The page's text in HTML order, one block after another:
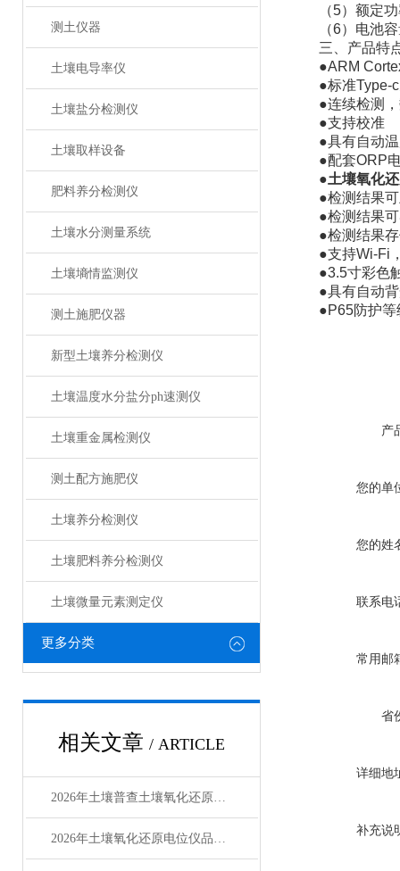
测土仪器
土壤电导率仪
土壤盐分检测仪
土壤取样设备
肥料养分检测仪
土壤水分测量系统
土壤墒情监测仪
测土施肥仪器
新型土壤养分检测仪
土壤温度水分盐分ph速测仪
土壤重金属检测仪
测土配方施肥仪
土壤养分检测仪
土壤肥料养分检测仪​
土壤微量元素测定仪
更多分类
相关文章 / ARTICLE
2026年土壤普查土壤氧化还原电位仪器设备推荐哪些品牌厂家的？
2026年土壤氧化还原电位仪品牌排行榜及选购指南
（5）额定功
（6）电池容
三、产品特
●ARM Cortex-
●标准Type-c
●连续检测，
●支持校准
●具有自动温
●配套ORP电
●土壤氧化
●检测结果可
●检测结果可
●检测结果存
●支持Wi-Fi，
●3.5寸彩色触
●具有自动背
●P65防护等
产
您的单
您的姓
联系电
常用邮
省
详细地
补充说